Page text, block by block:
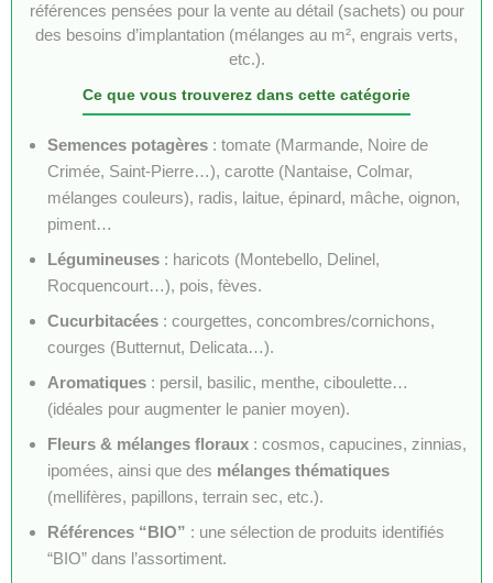
références pensées pour la vente au détail (sachets) ou pour
des besoins d’implantation (mélanges au m², engrais verts,
etc.).
Ce que vous trouverez dans cette catégorie
Semences potagères : tomate (Marmande, Noire de
Crimée, Saint-Pierre…), carotte (Nantaise, Colmar,
mélanges couleurs), radis, laitue, épinard, mâche, oignon,
piment…
Légumineuses : haricots (Montebello, Delinel,
Rocquencourt…), pois, fèves.
Cucurbitacées : courgettes, concombres/cornichons,
courges (Butternut, Delicata…).
Aromatiques : persil, basilic, menthe, ciboulette…
(idéales pour augmenter le panier moyen).
Fleurs & mélanges floraux : cosmos, capucines, zinnias,
ipomées, ainsi que des mélanges thématiques
(mellifères, papillons, terrain sec, etc.).
Références “BIO” : une sélection de produits identifiés
“BIO” dans l’assortiment.